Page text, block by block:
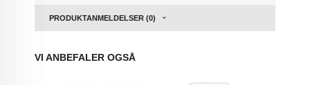
PRODUKTANMELDELSER (0)
VI ANBEFALER OGSÅ